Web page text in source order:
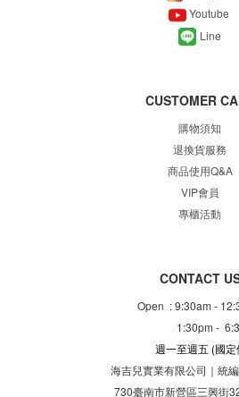
Youtube
Line
CUSTOMER
購物須知
退換貨服務
商品使用Q&A
VIP會員
專櫃活動
CONTACT
Open : 9:30am -
1:30pm -
週一至週五 (國
海吉兒實業有限公司｜統
730臺南市新營區三興街